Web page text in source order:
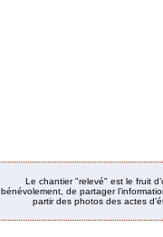
Le chantier "relevé" est le fruit
bénévolement, de partager
partir des photos des actes